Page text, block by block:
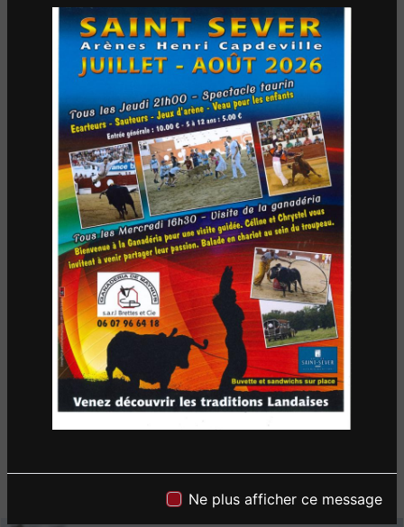
Ne plus afficher ce message